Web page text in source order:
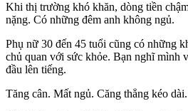
Khi thị trường khó khăn, dòng tiền
nặng. Có những đêm anh không ngủ.
Phụ nữ 30 đến 45 tuổi cũng có những
chủ quan với sức khỏe. Bạn nghĩ mình
đầu lên tiếng.
Tăng cân. Mất ngủ. Căng thẳng kéo dài.